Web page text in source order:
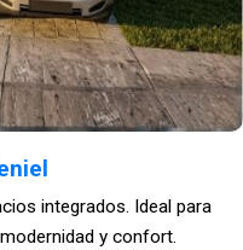
integrados. Ideal para
y confort.